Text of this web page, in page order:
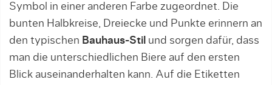
Symbol in einer anderen Farbe zugeordnet. Die
bunten Halbkreise, Dreiecke und Punkte erinnern an
den typischen Bauhaus-Stil und sorgen dafür, dass
man die unterschiedlichen Biere auf den ersten
Blick auseinanderhalten kann. Auf die Etiketten